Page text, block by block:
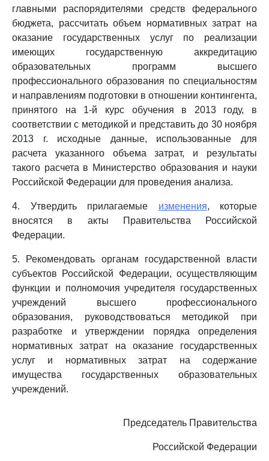
главными распорядителями средств федерального
бюджета, рассчитать объем нормативных затрат на
оказание государственных услуг по реализации
имеющих государственную аккредитацию
образовательных программ высшего
профессионального образования по специальностям
и направлениям подготовки в отношении контингента,
принятого на 1-й курс обучения в 2013 году, в
соответствии с методикой и представить до 30 ноября
2013 г. исходные данные, использованные для
расчета указанного объема затрат, и результаты
такого расчета в Министерство образования и науки
Российской Федерации для проведения анализа.
4. Утвердить прилагаемые изменения, которые
вносятся в акты Правительства Российской
Федерации.
5. Рекомендовать органам государственной власти
субъектов Российской Федерации, осуществляющим
функции и полномочия учредителя государственных
учреждений высшего профессионального
образования, руководствоваться методикой при
разработке и утверждении порядка определения
нормативных затрат на оказание государственных
услуг и нормативных затрат на содержание
имущества государственных образовательных
учреждений.
Председатель Правительства
Российской Федерации